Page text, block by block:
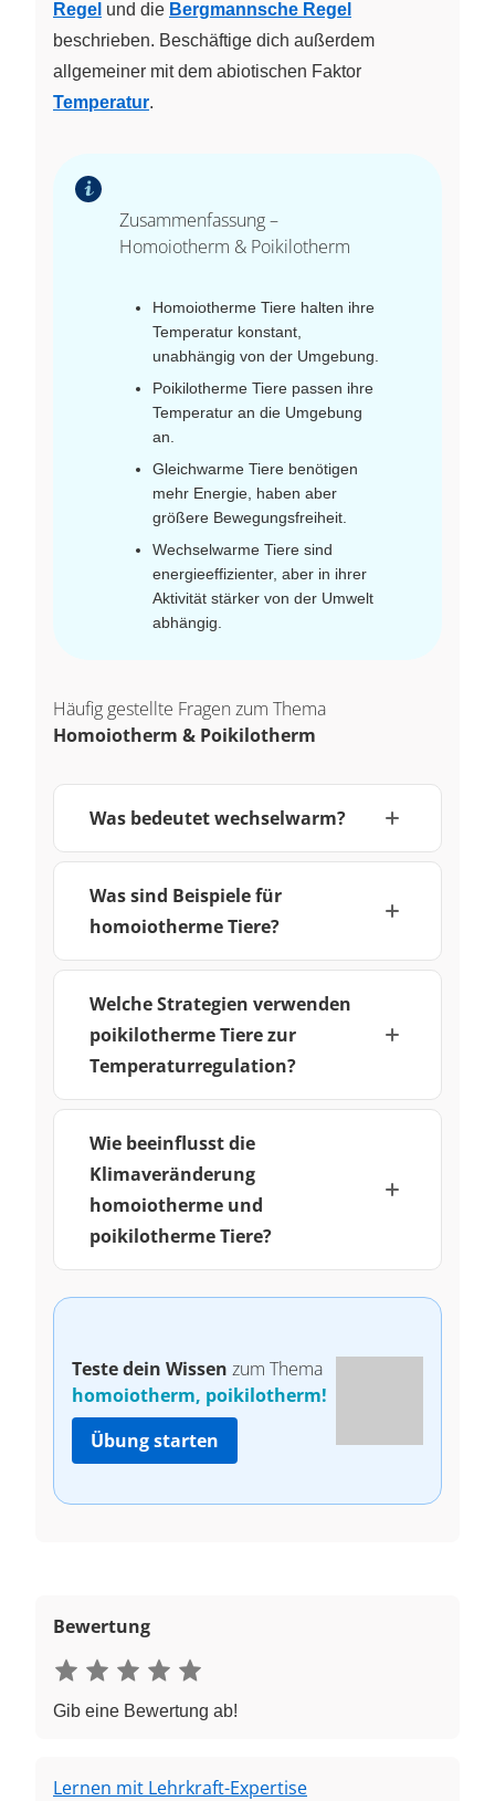
Regel und die Bergmannsche Regel
beschrieben. Beschäftige dich außerdem
allgemeiner mit dem abiotischen Faktor
Temperatur.
Zusammenfassung –
Homoiotherm & Poikilotherm
Homoiotherme Tiere halten ihre
Temperatur konstant,
unabhängig von der Umgebung.
Poikilotherme Tiere passen ihre
Temperatur an die Umgebung
an.
Gleichwarme Tiere benötigen
mehr Energie, haben aber
größere Bewegungsfreiheit.
Wechselwarme Tiere sind
energieeffizienter, aber in ihrer
Aktivität stärker von der Umwelt
abhängig.
Häufig gestellte Fragen zum Thema
Homoiotherm & Poikilotherm
Was bedeutet wechselwarm?
Was sind Beispiele für
homoiotherme Tiere?
Welche Strategien verwenden
poikilotherme Tiere zur
Temperaturregulation?
Wie beeinflusst die
Klimaveränderung
homoiotherme und
poikilotherme Tiere?
Teste dein Wissen zum Thema
homoiotherm, poikilotherm!
Übung starten
Bewertung
Gib eine Bewertung ab!
Lernen mit Lehrkraft-Expertise